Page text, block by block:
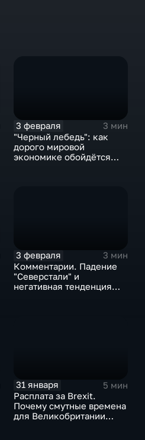
3 февраля
3 мин
"Черный лебедь": как
дорого мировой
экономике обойдётся
3 февраля
3 мин
Комментарии. Падение
"Северстали" и
негативная тенденция
31 января
5 мин
Расплата за Brexit.
Почему смутные времена
для Великобритании